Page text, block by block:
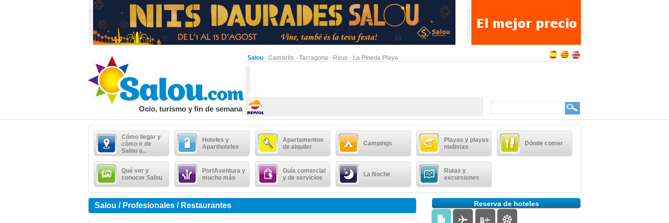
Salou · Cambrils · Tarragona · Reus · La Pineda Playa
Ocio, turismo y fin de semana
Cómo llegar y
cómo ir de
Salou a...
Hoteles y
Aparthoteles
Apartamentos
de alquiler
Campings
Playas y playas
nudistas
Dónde comer
Qué ver y
conocer Salou
PortAventura y
mucho más
Guía comercial
y de servicios
La Noche
Rutas y
excursiones
Salou / Profesionales / Restaurantes Reserva de hoteles